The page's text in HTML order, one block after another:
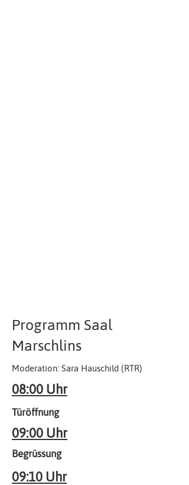
Programm Saal
Marschlins
Moderation: Sara Hauschild (RTR)
08:00 Uhr
Türöffnung
09:00 Uhr
Begrüssung
09:10 Uhr